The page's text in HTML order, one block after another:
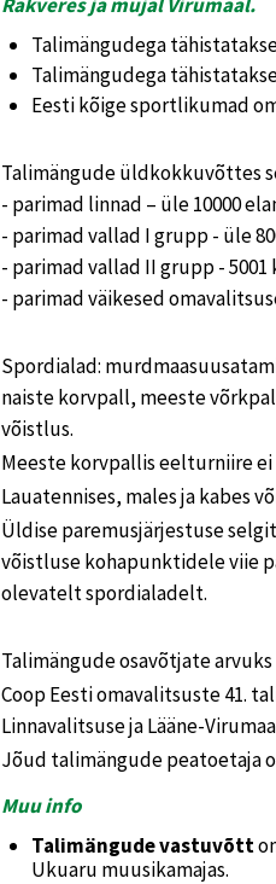
Talimängudega
Talimängudega
Eesti kõige sportlikumad
Talimängude üldkokkuvõttes
- parimad linnad – üle 10000
- parimad vallad I grupp - üle
- parimad vallad II grupp - 5001
- parimad väikesed
Spordialad:
naiste korvpall, meeste
võistlus.
Meeste korvpallis eelturniire
Lauatennises, males ja kabes
Üldise paremusjärjestuse
võistluse kohapunktidele viie
olevatelt spordialadelt.
Talimängude osavõtjate
Coop Eesti omavalitsuste 41.
Linnavalitsuse ja Lääne-
Jõud talimängude peatoetaja
Muu info
Talimängude vastuvõtt
Ukuaru muusikamajas.